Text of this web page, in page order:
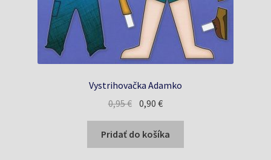
Vystrihovačka Adamko
0,95€ Pôvodná
cena
bola:
0,95 €.
0,90€Aktuálna
cena
je:
0,90 €.
Pridať do košíka